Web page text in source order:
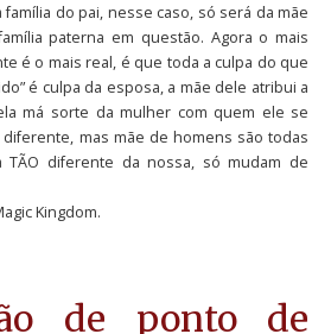
do pai, nesse caso, só será da mãe
paterna em questão. Agora o mais
é o mais real, é que toda a culpa do que
é culpa da esposa, a mãe dele atribui a
má sorte da mulher com quem ele se
mas mãe de homens são todas
TÃO diferente da nossa, só mudam de
Kingdom.
de ponto de